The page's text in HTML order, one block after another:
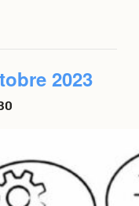
2023